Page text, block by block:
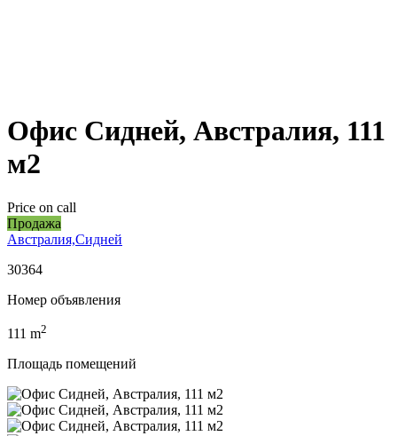
Офис Сидней, Австралия, 111
м2
Price on call
Продажа
Австралия,Сидней
30364
Номер объявления
111 m2
Площадь помещений